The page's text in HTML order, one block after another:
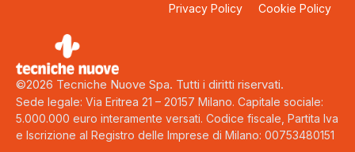
Privacy Policy Cookie Policy
©2026 Tecniche Nuove Spa. Tutti i diritti riservati.
Sede legale: Via Eritrea 21 – 20157 Milano. Capitale sociale:
5.000.000 euro interamente versati. Codice fiscale, Partita Iva
e Iscrizione al Registro delle Imprese di Milano: 00753480151